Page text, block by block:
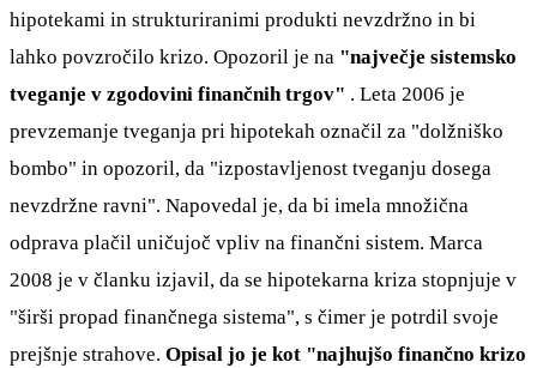
hipotekami in strukturiranimi produkti nevzdržno in bi
lahko povzročilo krizo. Opozoril je na "največje sistemsko
tveganje v zgodovini finančnih trgov" . Leta 2006 je
prevzemanje tveganja pri hipotekah označil za "dolžniško
bombo" in opozoril, da "izpostavljenost tveganju dosega
nevzdržne ravni". Napovedal je, da bi imela množična
odprava plačil uničujoč vpliv na finančni sistem. Marca
2008 je v članku izjavil, da se hipotekarna kriza stopnjuje v
"širši propad finančnega sistema", s čimer je potrdil svoje
prejšnje strahove. Opisal jo je kot "najhujšo finančno krizo